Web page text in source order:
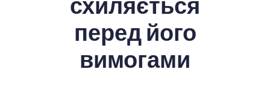
перед його
вимогами